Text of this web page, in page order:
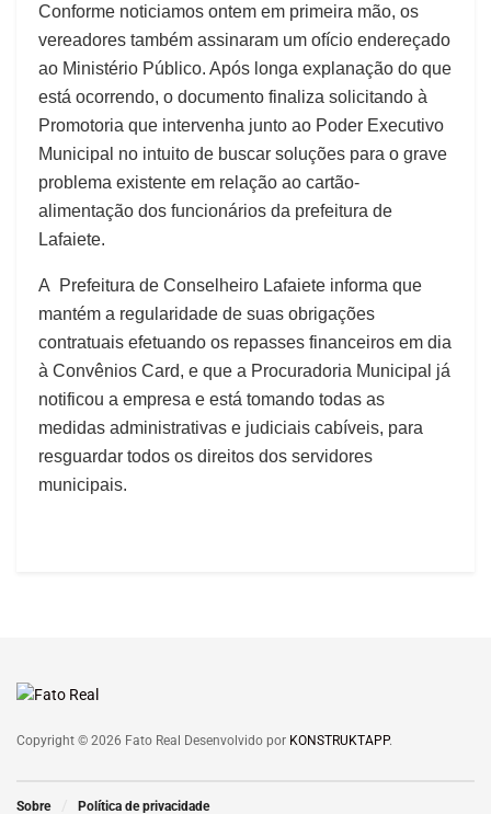
Conforme noticiamos ontem em primeira mão, os
vereadores também assinaram um ofício endereçado
ao Ministério Público. Após longa explanação do que
está ocorrendo, o documento finaliza solicitando à
Promotoria que intervenha junto ao Poder Executivo
Municipal no intuito de buscar soluções para o grave
problema existente em relação ao cartão-
alimentação dos funcionários da prefeitura de
Lafaiete.
A Prefeitura de Conselheiro Lafaiete informa que
mantém a regularidade de suas obrigações
contratuais efetuando os repasses financeiros em dia
à Convênios Card, e que a Procuradoria Municipal já
notificou a empresa e está tomando todas as
medidas administrativas e judiciais cabíveis, para
resguardar todos os direitos dos servidores
municipais.
Copyright © 2026 Fato Real Desenvolvido por KONSTRUKTAPP.
Sobre Política de privacidade